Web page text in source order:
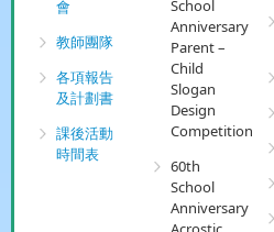
會
教師團隊
各項報告
及計劃書
課後活動
時間表
School
Anniversary
Parent –
Child
Slogan
Design
Competition
60th
School
Anniversary